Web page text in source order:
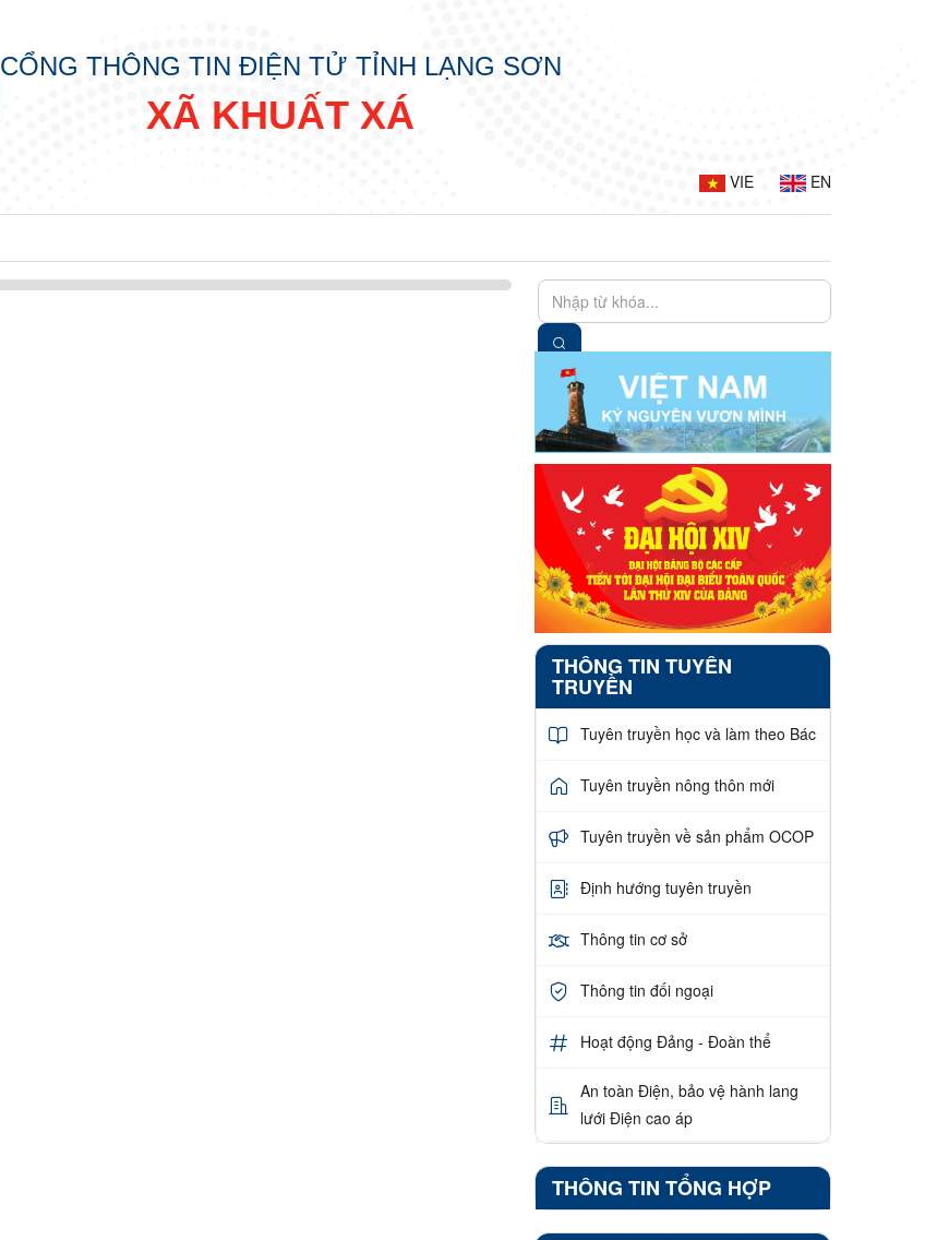
CỔNG THÔNG TIN ĐIỆN TỬ TỈNH LẠNG SƠN
XÃ KHUẤT XÁ
VIE EN
THÔNG TIN TUYÊN
TRUYỀN
Tuyên truyền học và làm theo Bác
Tuyên truyền nông thôn mới
Tuyên truyền về sản phẩm OCOP
Định hướng tuyên truyền
Thông tin cơ sở
Thông tin đối ngoại
Hoạt động Đảng - Đoàn thể
An toàn Điện, bảo vệ hành lang
lưới Điện cao áp
THÔNG TIN TỔNG HỢP